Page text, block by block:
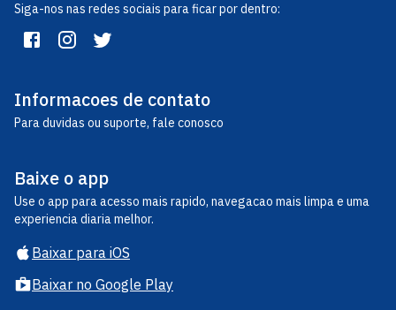
Siga-nos nas redes sociais para ficar por dentro:
Informacoes de contato
Para duvidas ou suporte, fale conosco
Baixe o app
Use o app para acesso mais rapido, navegacao mais limpa e uma
experiencia diaria melhor.
Baixar para iOS
Baixar no Google Play